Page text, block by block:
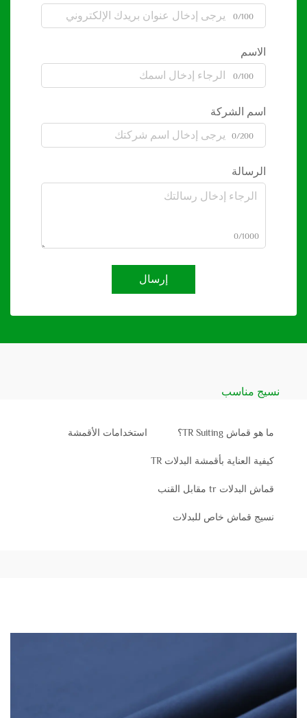
0/100
الاسم
0/100
اسم الشركة
0/200
الرسالة
0/1000
إرسال
نسيج مناسب
ما هو قماش TR Suiting؟ استخدامات الأقمشة
كيفية العناية بأقمشة البدلات TR
قماش البدلات tr مقابل القنب
نسيج قماش خاص للبدلات